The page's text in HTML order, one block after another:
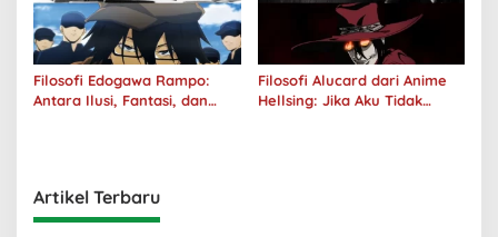
Filosofi Edogawa Rampo:
Antara Ilusi, Fantasi, dan
Filosofi Alucard dari Anime
Hellsing: Jika Aku Tidak
Artikel Terbaru